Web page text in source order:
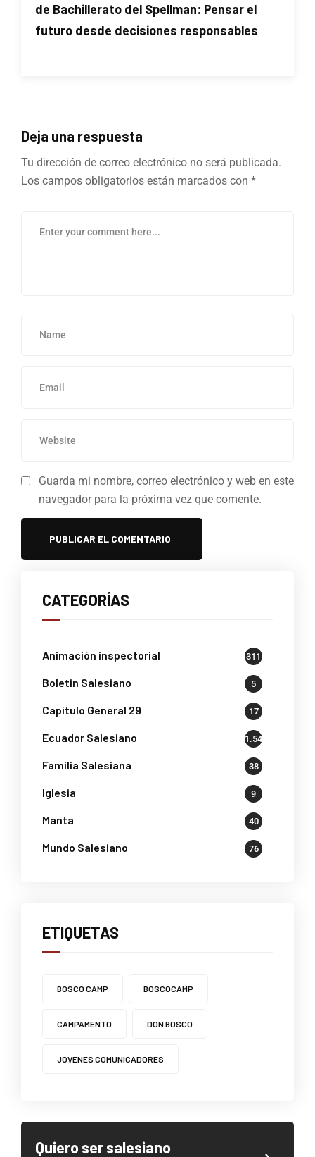
de Bachillerato del Spellman: Pensar el
futuro desde decisiones responsables
Deja una respuesta
Tu dirección de correo electrónico no será publicada.
Los campos obligatorios están marcados con *
Guarda mi nombre, correo electrónico y web en este
navegador para la próxima vez que comente.
CATEGORÍAS
Animación inspectorial 311
Boletin Salesiano 5
Capítulo General 29 17
Ecuador Salesiano 1.541
Familia Salesiana 38
Iglesia 9
Manta 40
Mundo Salesiano 76
ETIQUETAS
BOSCO CAMP BOSCOCAMP
CAMPAMENTO DON BOSCO
JOVENES COMUNICADORES
Quiero ser salesiano